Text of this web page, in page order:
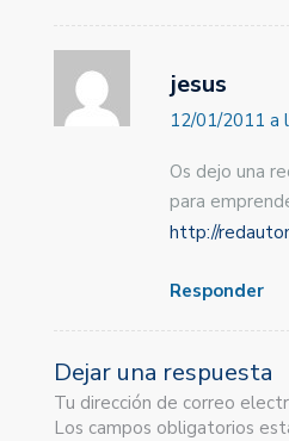
jesus
12/01/2011 a
Os dejo una
para
http://
Responder
Dejar una respuesta
Tu dirección de correo
Los campos obligatorios